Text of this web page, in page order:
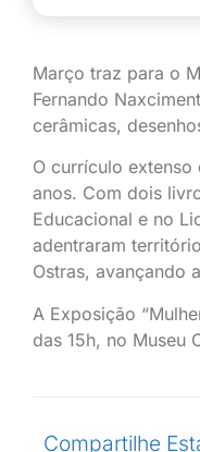
Março traz para o
Fernando
cerâmicas,
O currículo extenso
anos. Com dois
Educacional e no
adentraram
Ostras, avançando
A Exposição
das 15h, no Museu
Compartilhe